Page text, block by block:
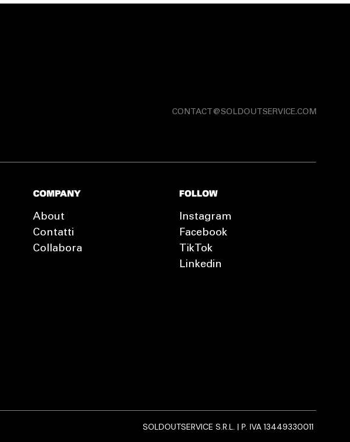
CONTACT@SOLDOUTSERVICE.COM
COMPANY
About
Contatti
Collabora
FOLLOW
Instagram
Facebook
TikTok
Linkedin
SOLDOUTSERVICE S.R.L. | P. IVA 13449330011